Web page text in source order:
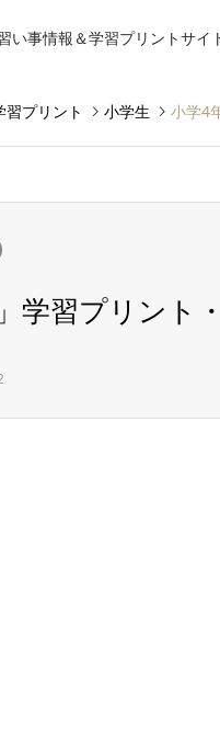
い事情報＆学習プリントサイ
習プリント 小学生 小学4
学習プリント